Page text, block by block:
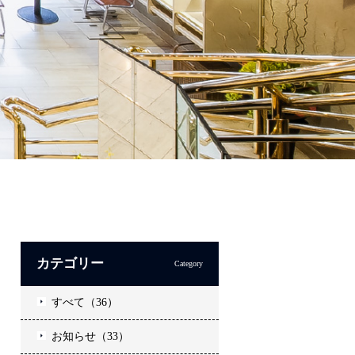
カテゴリー Category
すべて（36）
お知らせ（33）